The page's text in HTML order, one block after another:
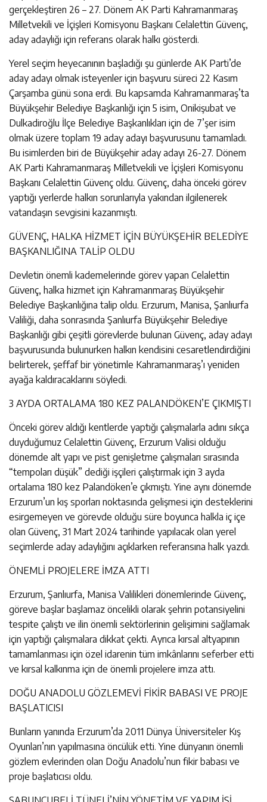
gerçekleştiren 26 – 27. Dönem AK Parti Kahramanmaraş
Milletvekili ve İçişleri Komisyonu Başkanı Celalettin Güvenç,
aday adaylığı için referans olarak halkı gösterdi.
Yerel seçim heyecanının başladığı şu günlerde AK Parti’de
aday adayı olmak isteyenler için başvuru süreci 22 Kasım
Çarşamba günü sona erdi. Bu kapsamda Kahramanmaraş’ta
Büyükşehir Belediye Başkanlığı için 5 isim, Onikişubat ve
Dulkadiroğlu İlçe Belediye Başkanlıkları için de 7’şer isim
olmak üzere toplam 19 aday adayı başvurusunu tamamladı.
Bu isimlerden biri de Büyükşehir aday adayı 26-27. Dönem
AK Parti Kahramanmaraş Milletvekili ve İçişleri Komisyonu
Başkanı Celalettin Güvenç oldu. Güvenç, daha önceki görev
yaptığı yerlerde halkın sorunlarıyla yakından ilgilenerek
vatandaşın sevgisini kazanmıştı.
GÜVENÇ, HALKA HİZMET İÇİN BÜYÜKŞEHİR BELEDİYE
BAŞKANLIĞINA TALİP OLDU
Devletin önemli kademelerinde görev yapan Celalettin
Güvenç, halka hizmet için Kahramanmaraş Büyükşehir
Belediye Başkanlığına talip oldu. Erzurum, Manisa, Şanlıurfa
Valiliği, daha sonrasında Şanlıurfa Büyükşehir Belediye
Başkanlığı gibi çeşitli görevlerde bulunan Güvenç, aday adayı
başvurusunda bulunurken halkın kendisini cesaretlendirdiğini
belirterek, şeffaf bir yönetimle Kahramanmaraş’ı yeniden
ayağa kaldıracaklarını söyledi.
3 AYDA ORTALAMA 180 KEZ PALANDÖKEN’E ÇIKMIŞTI
Önceki görev aldığı kentlerde yaptığı çalışmalarla adını sıkça
duyduğumuz Celalettin Güvenç, Erzurum Valisi olduğu
dönemde alt yapı ve pist genişletme çalışmaları sırasında
“tempoları düşük” dediği işçileri çalıştırmak için 3 ayda
ortalama 180 kez Palandöken’e çıkmıştı. Yine aynı dönemde
Erzurum’un kış sporları noktasında gelişmesi için desteklerini
esirgemeyen ve görevde olduğu süre boyunca halkla iç içe
olan Güvenç, 31 Mart 2024 tarihinde yapılacak olan yerel
seçimlerde aday adaylığını açıklarken referansına halk yazdı.
ÖNEMLİ PROJELERE İMZA ATTI
Erzurum, Şanlıurfa, Manisa Valilikleri dönemlerinde Güvenç,
göreve başlar başlamaz öncelikli olarak şehrin potansiyelini
tespite çalıştı ve ilin önemli sektörlerinin gelişimini sağlamak
için yaptığı çalışmalara dikkat çekti. Ayrıca kırsal altyapının
tamamlanması için özel idarenin tüm imkânlarını seferber etti
ve kırsal kalkınma için de önemli projelere imza attı.
DOĞU ANADOLU GÖZLEMEVİ FİKİR BABASI VE PROJE
BAŞLATICISI
Bunların yanında Erzurum’da 2011 Dünya Üniversiteler Kış
Oyunları’nın yapılmasına öncülük etti. Yine dünyanın önemli
gözlem evlerinden olan Doğu Anadolu’nun fikir babası ve
proje başlatıcısı oldu.